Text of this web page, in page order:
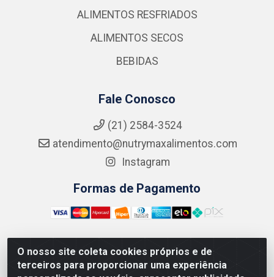
O nosso site coleta cookies próprios e de
terceiros para proporcionar uma experiência
ALIMENTOS RESFRIADOS
ALIMENTOS SECOS
BEBIDAS
Fale Conosco
(21) 2584-3524
atendimento@nutrymaxalimentos.com
Instagram
Formas de Pagamento
NUTRY MAX COMÉRCIO DE PRODUTOS ALIMENTICIOS
LTDA - RUA DO FEIJÃO, 721 PENHA CIRCULAR/RJ -